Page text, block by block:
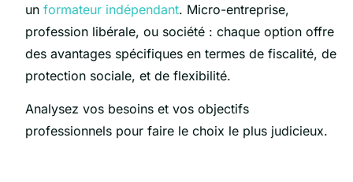
unformateur indépendant. Micro-entreprise,
profession libérale, ou société : chaque option offre
des avantages spécifiques en termes de fiscalité, de
protection sociale, et de flexibilité.
Analysez vos besoins et vos objectifs
professionnels pour faire le choix le plus judicieux.